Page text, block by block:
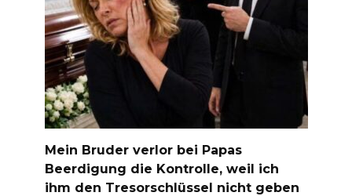
Mein Bruder verlor bei Papas
Beerdigung die Kontrolle, weil ich
ihm den Tresorschlüssel nicht geben